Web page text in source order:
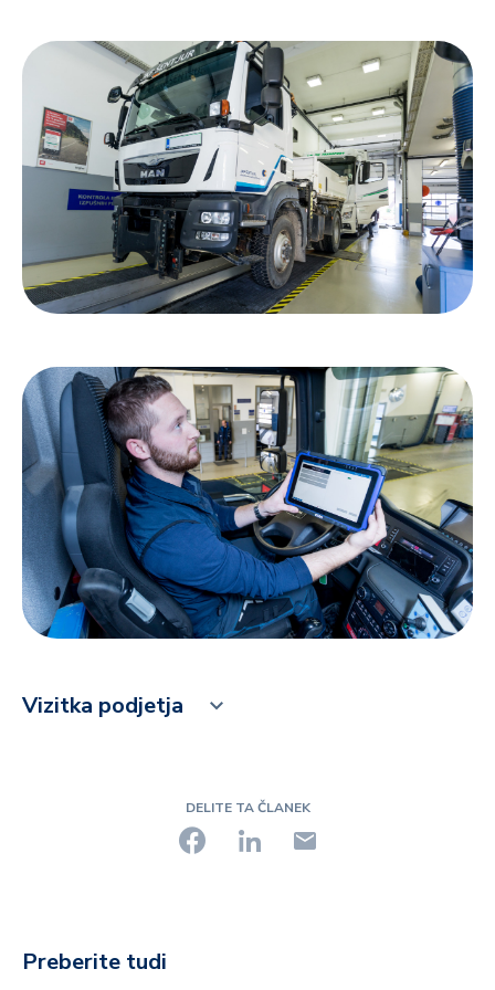
Vizitka podjetja
DELITE TA ČLANEK
Preberite tudi